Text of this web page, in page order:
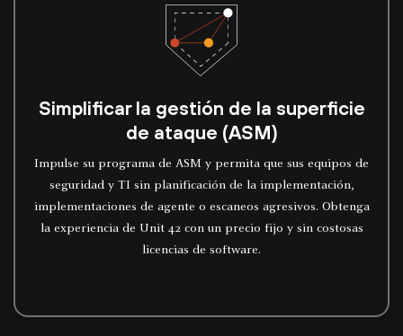
Simplificar la gestión de la superficie
de ataque (ASM)
Impulse su programa de ASM y permita que sus equipos de
seguridad y TI sin planificación de la implementación,
implementaciones de agente o escaneos agresivos. Obtenga
la experiencia de Unit 42 con un precio fijo y sin costosas
licencias de software.